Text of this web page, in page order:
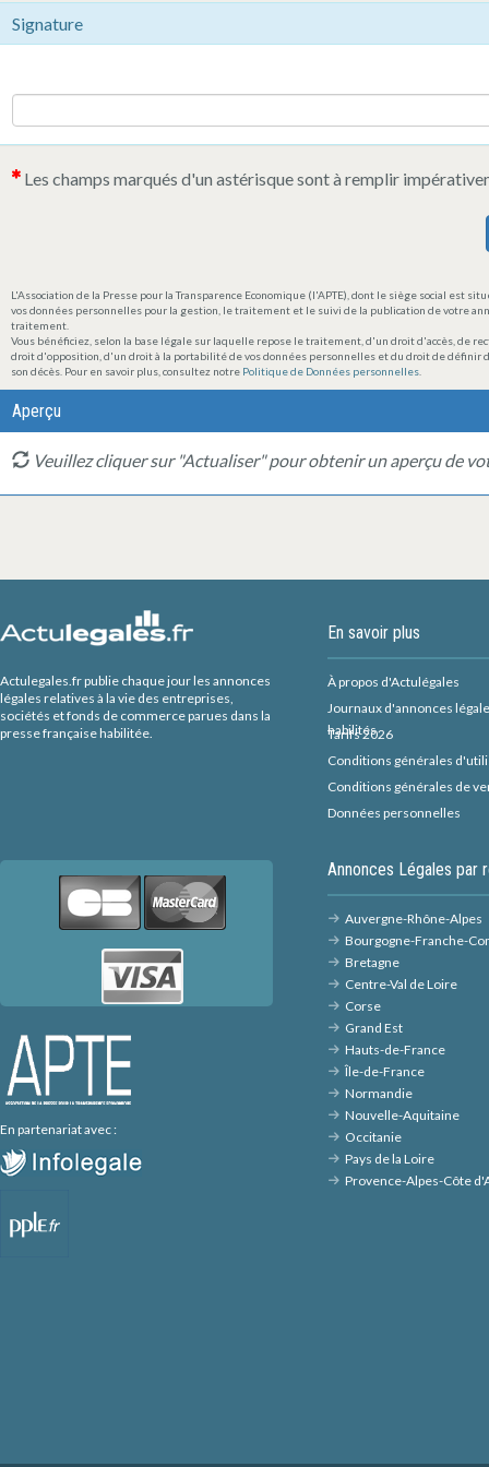
Signature
Les champs marqués d'un astérisque sont à remplir
L'Association de la Presse pour la Transparence Economique (l'APTE), dont le siège social
vos données personnelles pour la gestion, le traitement et le suivi de la publication de votre
traitement.
Vous bénéficiez, selon la base légale sur laquelle repose le traitement, d'un droit d'accès, de
droit d'opposition, d'un droit à la portabilité de vos données personnelles et du droit de définir
son décès. Pour en savoir plus, consultez notre Politique de Données personnelles
Aperçu
Veuillez cliquer sur "Actualiser" pour obtenir un aperçu de
Actulegales.fr publie chaque jour les annonces
légales relatives à la vie des entreprises,
sociétés et fonds de commerce parues dans la
presse française habilitée.
En savoir plus
À propos d'Actulégales
Journaux d'annonces
habilités
Tarifs 2026
Conditions générales
Conditions générales de
Données personnelles
En partenariat avec :
Annonces Légales par
Auvergne-Rhône-Alpes
Bourgogne-Franche-
Bretagne
Centre-Val de Loire
Corse
Grand Est
Hauts-de-France
Île-de-France
Normandie
Nouvelle-Aquitaine
Occitanie
Pays de la Loire
Provence-Alpes-Côte